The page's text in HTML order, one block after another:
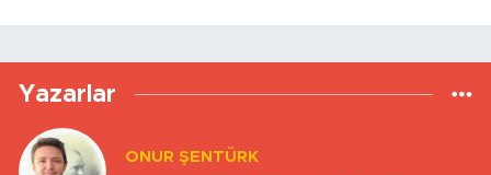
Yazarlar
ONUR ŞENTÜRK